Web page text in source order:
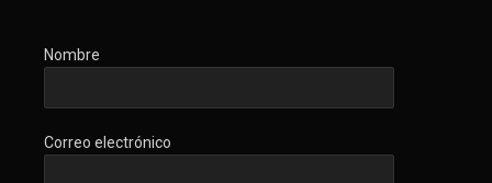
Nombre
Correo electrónico